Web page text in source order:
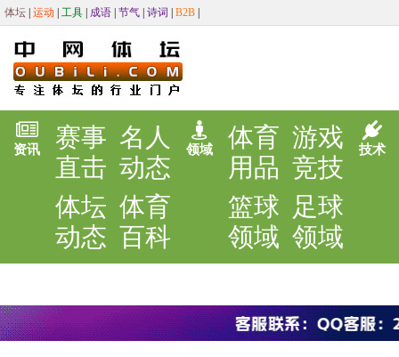
体坛 运动 工具 成语 节气 诗词 B2B
资讯
赛事
直击
名人
动态
体坛
动态
体育
百科
领域
体育
用品
游戏
竞技
篮球
领域
足球
领域
技术